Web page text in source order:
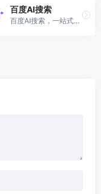
百度AI搜索
百度AI搜索，一站式解决复杂问题，激发PC端超级生产力！独有「灵感探索」功能深入剖析问题核心，智能文字创作、图片创作、AI阅读、智能体海量应用启迪无限创意，开启高效智能学习办公新篇章！